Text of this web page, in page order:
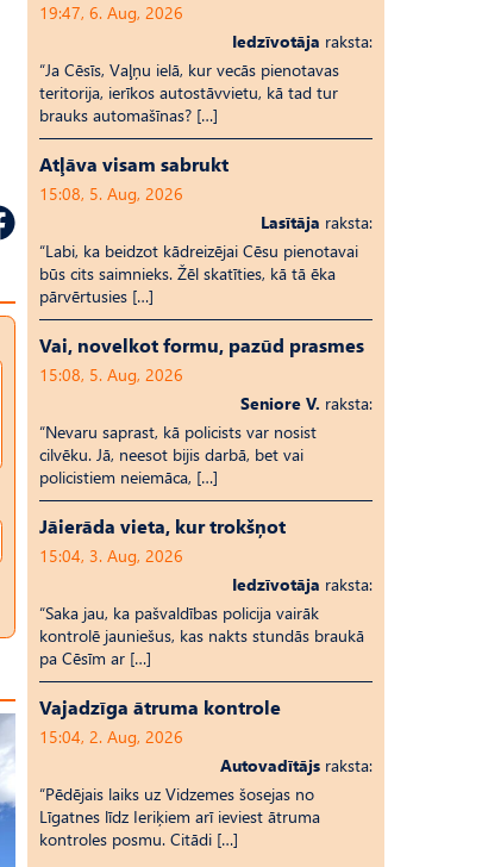
19:47, 6. Aug, 2026
Iedzīvotāja raksta:
“Ja Cēsīs, Vaļņu ielā, kur vecās pienotavas
teritorija, ierīkos autostāvvietu, kā tad tur
brauks automašīnas? […]
Atļāva visam sabrukt
15:08, 5. Aug, 2026
Lasītāja raksta:
“Labi, ka beidzot kādreizējai Cēsu pienotavai
būs cits saimnieks. Žēl skatīties, kā tā ēka
pārvērtusies […]
Vai, novelkot formu, pazūd prasmes
15:08, 5. Aug, 2026
Seniore V. raksta:
“Nevaru saprast, kā policists var nosist
cilvēku. Jā, neesot bijis darbā, bet vai
policistiem neiemāca, […]
Jāierāda vieta, kur trokšņot
15:04, 3. Aug, 2026
Iedzīvotāja raksta:
“Saka jau, ka pašvaldības policija vairāk
kontrolē jauniešus, kas nakts stundās braukā
pa Cēsīm ar […]
Vajadzīga ātruma kontrole
15:04, 2. Aug, 2026
Autovadītājs raksta:
“Pēdējais laiks uz Vid­ze­mes šosejas no
Līgatnes līdz Ieriķiem arī ieviest ātruma
kontroles posmu. Citādi […]